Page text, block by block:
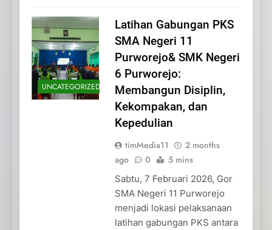
UNCATEGORIZED
Latihan Gabungan PKS
SMA Negeri 11
Purworejo& SMK Negeri
6 Purworejo:
Membangun Disiplin,
Kekompakan, dan
Kepedulian
timMedia11
2 months
ago
0 5 mins
Sabtu, 7 Februari 2026, Gor
SMA Negeri 11 Purworejo
menjadi lokasi pelaksanaan
latihan gabungan PKS antara